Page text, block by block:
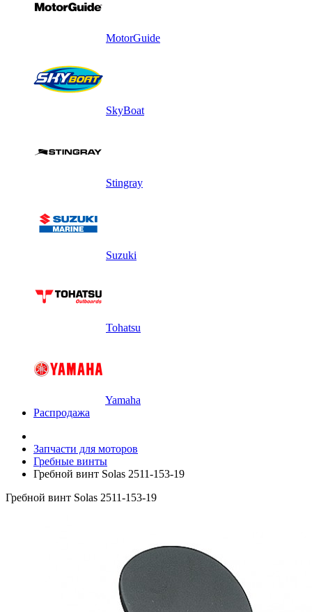
MotorGuide
SkyBoat
Stingray
Suzuki
Tohatsu
Yamaha
Распродажа
Запчасти для моторов
Гребные винты
Гребной винт Solas 2511-153-19
Гребной винт Solas 2511-153-19